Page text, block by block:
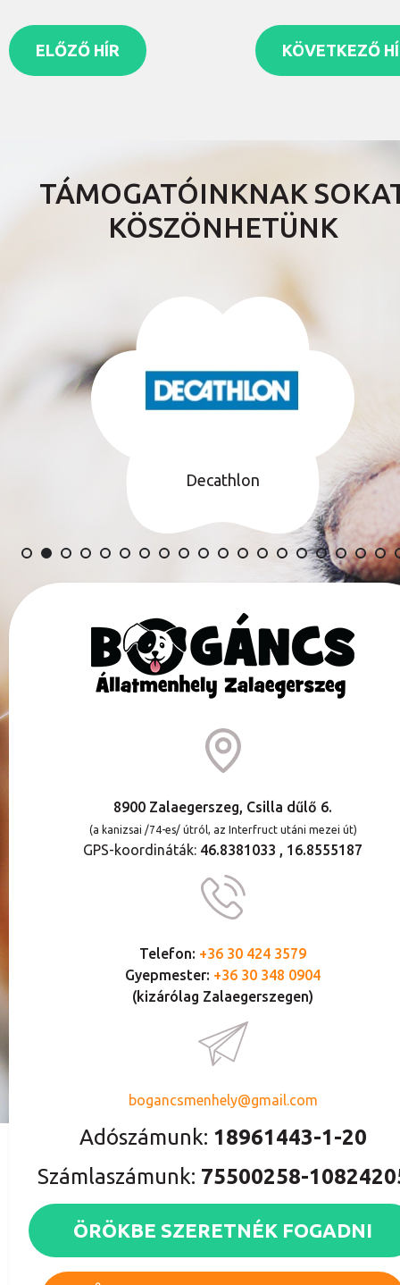
ELŐZŐ HÍR KÖVETKEZŐ
TÁMOGATÓINKNAK
KÖSZÖNHETÜNK
Decathlon
TÁMOGATÓINK TELJES LISTÁJA
8900 Zalaegerszeg, Csilla dűlő 6.
(a kanizsai /74-es/ útról, az Interfruct utáni mezei út)
GPS-koordináták: 46.8381033 , 16.8555187
Telefon: +36 30 424 3579
Gyepmester: +36 30 348 0904
(kizárólag Zalaegerszegen)
bogancsmenhely@gmail.com
Adószámunk: 18961443-1-20
Számlaszámunk: 75500258-
ÖRÖKBE SZERETNÉK FOGADNI